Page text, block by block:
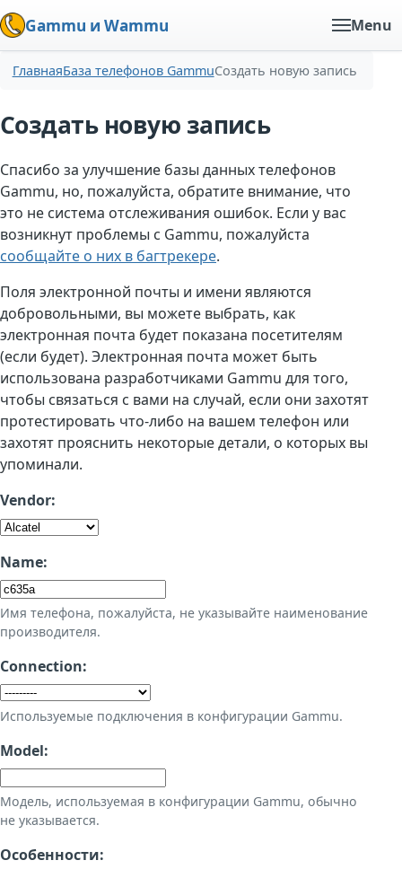
Gammu и Wammu Menu
ГлавнаяБаза телефонов GammuСоздать новую запись
Создать новую запись
Спасибо за улучшение базы данных телефонов
Gammu, но, пожалуйста, обратите внимание, что
это не система отслеживания ошибок. Если у вас
возникнут проблемы с Gammu, пожалуйста
сообщайте о них в багтрекере.
Поля электронной почты и имени являются
добровольными, вы можете выбрать, как
электронная почта будет показана посетителям
(если будет). Электронная почта может быть
использована разработчиками Gammu для того,
чтобы связаться с вами на случай, если они захотят
протестировать что-либо на вашем телефон или
захотят прояснить некоторые детали, о которых вы
упоминали.
Vendor:
Name:
Имя телефона, пожалуйста, не указывайте наименование
производителя.
Connection:
Используемые подключения в конфигурации Gammu.
Model:
Модель, используемая в конфигурации Gammu, обычно
не указывается.
Особенности: